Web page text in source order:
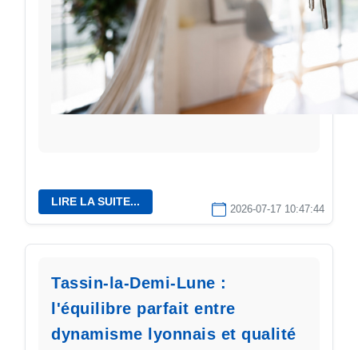
LIRE LA SUITE...
2026-07-17 10:47:44
Tassin-la-Demi-Lune :
l'équilibre parfait entre
dynamisme lyonnais et qualité